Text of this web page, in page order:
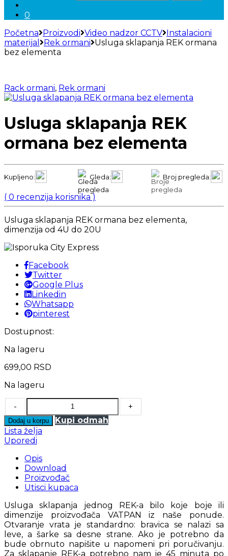
0
Početna Proizvodi Video nadzor CCTV Instalacioni
materijal
Rek ormani Usluga sklapanja REK ormana
bez elementa
Rack ormani, Rek ormani
Usluga sklapanja REK
ormana bez elementa
Kupljeno: Gleda: Broj pregleda:
( 0 recenzija korisnika )
Usluga sklapanja REK ormana bez elementa,
dimenzija od 4U do 20U
Facebook
Twitter
Google Plus
Linkedin
Whatsapp
pinterest
Dostupnost:
Na lageru
699,00 RSD
Na lageru
- +
Dodaj u korpu
Kupi odmah
Lista želja
Uporedi
Opis
Download
Proizvođač
Utisci kupaca
Usluga sklapanja jednog REK-a bilo koje boje ili
dimenzije proizvođača VATPAN iz naše ponude.
Otvaranje vrata je standardno: bravica se nalazi sa
leve, a šarke sa desne strane. Ako je potrebno da
bude obrnuto napišite u napomeni pri poručivanju.
Za sklapanje REK-a potrebno nam je 45 minuta po